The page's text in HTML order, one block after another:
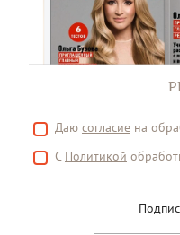
Даю согласие на
С Политикой